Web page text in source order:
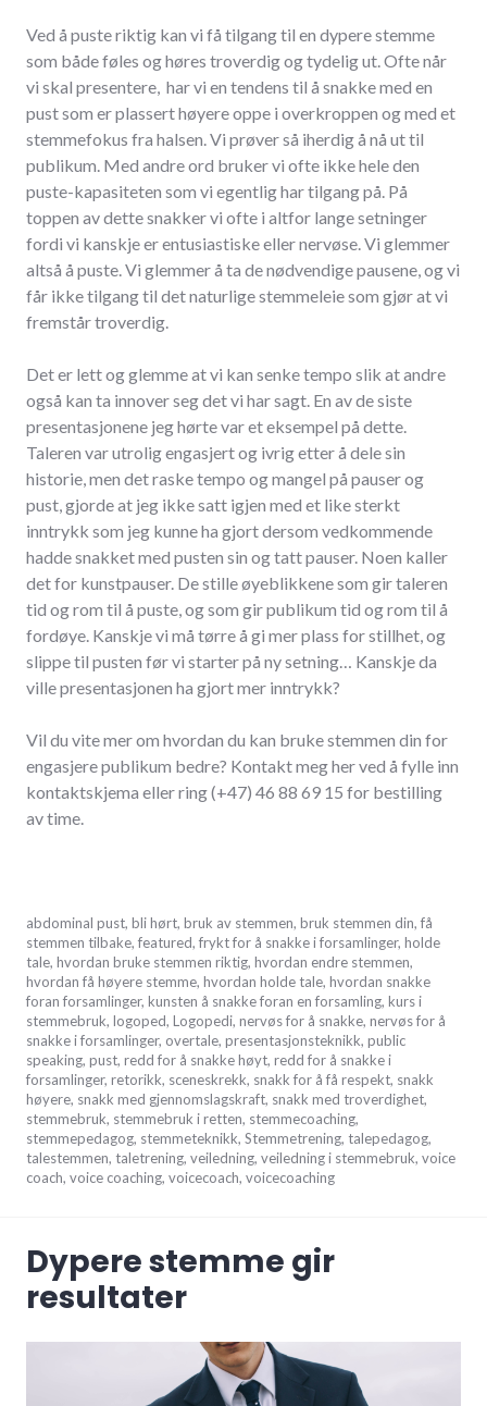
Ved å puste riktig kan vi få tilgang til en dypere stemme
som både føles og høres troverdig og tydelig ut. Ofte når
vi skal presentere, har vi en tendens til å snakke med en
pust som er plassert høyere oppe i overkroppen og med et
stemmefokus fra halsen. Vi prøver så iherdig å nå ut til
publikum. Med andre ord bruker vi ofte ikke hele den
puste-kapasiteten som vi egentlig har tilgang på. På
toppen av dette snakker vi ofte i altfor lange setninger
fordi vi kanskje er entusiastiske eller nervøse. Vi glemmer
altså å puste. Vi glemmer å ta de nødvendige pausene, og vi
får ikke tilgang til det naturlige stemmeleie som gjør at vi
fremstår troverdig.
Det er lett og glemme at vi kan senke tempo slik at andre
også kan ta innover seg det vi har sagt. En av de siste
presentasjonene jeg hørte var et eksempel på dette.
Taleren var utrolig engasjert og ivrig etter å dele sin
historie, men det raske tempo og mangel på pauser og
pust, gjorde at jeg ikke satt igjen med et like sterkt
inntrykk som jeg kunne ha gjort dersom vedkommende
hadde snakket med pusten sin og tatt pauser. Noen kaller
det for kunstpauser. De stille øyeblikkene som gir taleren
tid og rom til å puste, og som gir publikum tid og rom til å
fordøye. Kanskje vi må tørre å gi mer plass for stillhet, og
slippe til pusten før vi starter på ny setning… Kanskje da
ville presentasjonen ha gjort mer inntrykk?
Vil du vite mer om hvordan du kan bruke stemmen din for
engasjere publikum bedre? Kontakt meg her ved å fylle inn
kontaktskjema eller ring (+47) 46 88 69 15 for bestilling
av time.
oktober
5,
2017
abdominal pust, bli hørt, bruk av stemmen, bruk stemmen din, få
stemmen tilbake, featured, frykt for å snakke i forsamlinger, holde
tale, hvordan bruke stemmen riktig, hvordan endre stemmen,
hvordan få høyere stemme, hvordan holde tale, hvordan snakke
foran forsamlinger, kunsten å snakke foran en forsamling, kurs i
stemmebruk, logoped, Logopedi, nervøs for å snakke, nervøs for å
snakke i forsamlinger, overtale, presentasjonsteknikk, public
speaking, pust, redd for å snakke høyt, redd for å snakke i
forsamlinger, retorikk, sceneskrekk, snakk for å få respekt, snakk
høyere, snakk med gjennomslagskraft, snakk med troverdighet,
stemmebruk, stemmebruk i retten, stemmecoaching,
stemmepedagog, stemmeteknikk, Stemmetrening, talepedagog,
talestemmen, taletrening, veiledning, veiledning i stemmebruk, voice
coach, voice coaching, voicecoach, voicecoaching
Dypere stemme gir
resultater